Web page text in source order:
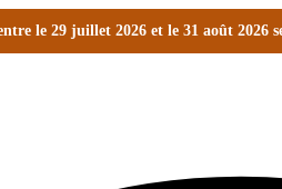
le 29 juillet 2026 et le 31 août 2026